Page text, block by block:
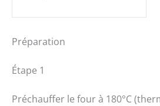
Préparation
Étape 1
Préchauffer le four à 180°C